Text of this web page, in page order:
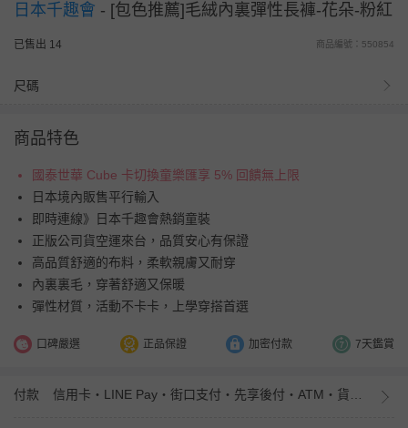
日本千趣會 - [包色推薦]毛絨內裏彈性長褲-花朵-粉紅
已售出 14 商品編號：550854
尺碼
商品特色
國泰世華 Cube 卡切換童樂匯享 5% 回饋無上限
日本境內販售平行輸入
即時連線》日本千趣會熱銷童裝
正版公司貨空運來台，品質安心有保證
高品質舒適的布料，柔軟親膚又耐穿
內裏裏毛，穿著舒適又保暖
彈性材質，活動不卡卡，上學穿搭首選
口碑嚴選 正品保證 加密付款 7天鑑賞
付款